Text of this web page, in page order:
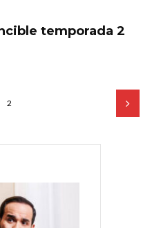
temporada 2
2